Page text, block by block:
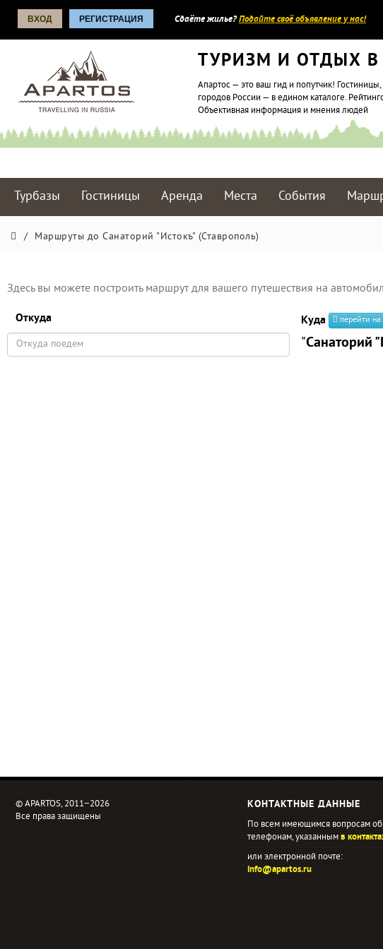
ВХОД РЕГИСТРАЦИЯ Сдаёте жилье?Подайте своё объявление у нас!
ТУРИЗМ И ОТДЫХ В
Апартос — это ваш гид и попутчик!
городов России — в едином каталоге.
Объективная информация и мнения людей
Турбазы Гостиницы Аренда Места События
/ Маршруты до Санаторий "Истокъ" (Ставрополь)
Здесь вы можете построить маршрут для вашего путешествия на
Откуда Куда перейти на
"Санаторий
© APARTOS, 2011−2026
Все права защищены
КОНТАКТНЫЕ ДАННЫЕ
По всем имеющимся вопросам
телефонам, указаннымв
или электронной почте:
info@apartos.ru